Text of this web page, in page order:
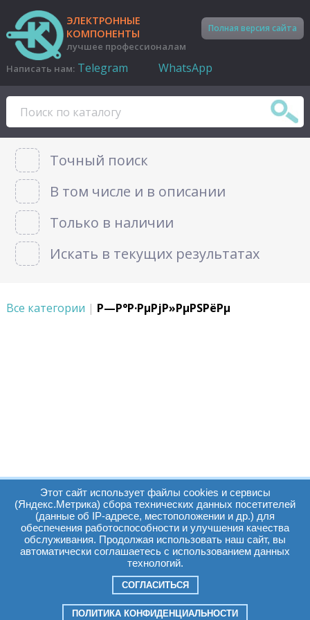
ЭЛЕКТРОННЫЕ
КОМПОНЕНТЫ
лучшее профессионалам
Полная версия сайта
Написать нам: Telegram WhatsApp
Точный поиск
В том числе и в описании
Только в наличии
Искать в текущих результатах
Все категории | Р—Р°Р·РµРјР»РµРЅРёРµ
Часы работы:
Суб. Воскр. вых.
Томск, пр. Ленина г,
д. 159
Этот сайт использует файлы cookies и сервисы
(Яндекс.Метрика) сбора технических данных посетителей
(данные об IP-адресе, местоположении и др.) для
обеспечения работоспособности и улучшения качества
обслуживания. Продолжая использовать наш сайт, вы
автоматически соглашаетесь с использованием данных
технологий.
СОГЛАСИТЬСЯ
ПОЛИТИКА КОНФИДЕНЦИАЛЬНОСТИ